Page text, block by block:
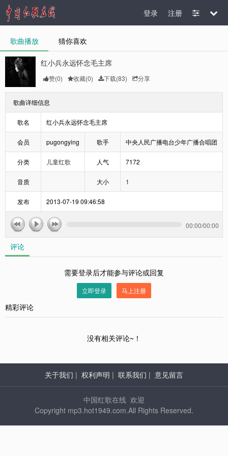
注册
登录
歌曲播放 猜你喜欢
红小兵永远怀念毛主席
赞(0) 收藏(0) 下载(83) 分享
歌曲详细信息
歌名 红小兵永远怀念毛主席
会员 pugongying 歌手 中央人民广播电台少年广播合唱团
分类 儿童红歌 人气 7172
音质 大小 1
发布 2013-07-19 09:46:58
00:00/00:00
评论
需要登录后才能参与评论或回复
立即登录 马上注册
精彩评论
没有相关评论~！
关于我们 | 权利声明 | 联系我们 | 意见留言
中国红歌在线 欢迎
Copyright mp3.hot1949.com.All Rights Reserved.